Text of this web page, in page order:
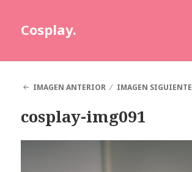
Cosplay.
IMAGEN ANTERIOR
IMAGEN SIGUIENTE
cosplay-img091